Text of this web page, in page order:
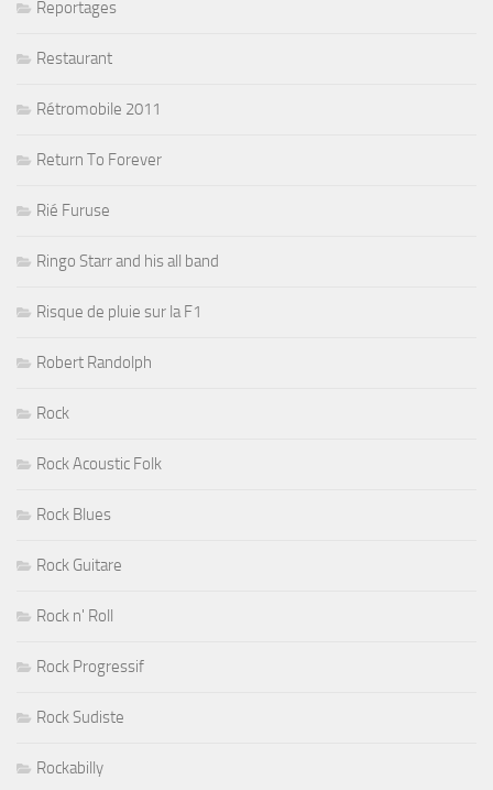
Reportages
Restaurant
Rétromobile 2011
Return To Forever
Rié Furuse
Ringo Starr and his all band
Risque de pluie sur la F1
Robert Randolph
Rock
Rock Acoustic Folk
Rock Blues
Rock Guitare
Rock n' Roll
Rock Progressif
Rock Sudiste
Rockabilly